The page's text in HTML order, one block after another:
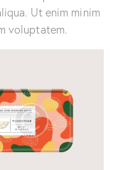
Ut enim minim
voluptatem.